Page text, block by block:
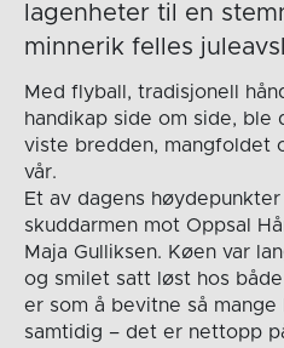
lagenheter til en
minnerik felles
Med flyball, tradisjonell
handikap side om side, ble
viste bredden, mangfoldet
vår.
Et av dagens
skuddarmen mot Oppsal
Maja Gulliksen. Køen var
og smilet satt løst hos
er som å bevitne så
samtidig – det er nettopp